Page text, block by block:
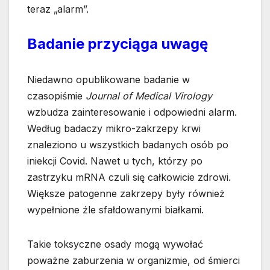
teraz „alarm”.
Badanie przyciąga uwagę
Niedawno opublikowane badanie w
czasopiśmie Journal of Medical Virology
wzbudza zainteresowanie i odpowiedni alarm.
Według badaczy mikro-zakrzepy krwi
znaleziono u wszystkich badanych osób po
iniekcji Covid. Nawet u tych, którzy po
zastrzyku mRNA czuli się całkowicie zdrowi.
Większe patogenne zakrzepy były również
wypełnione źle sfałdowanymi białkami.
Takie toksyczne osady mogą wywołać
poważne zaburzenia w organizmie, od śmierci